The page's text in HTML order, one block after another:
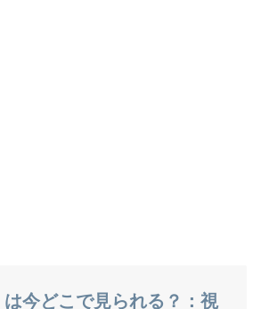
は今どこで見られる？：視